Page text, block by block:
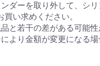
ダーを取り外して、シ
買い求めください。
と若干の差がある可能性
より金額が変更になる場